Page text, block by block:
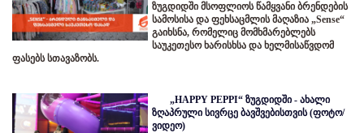
ზუგდიდში მსოფლიოს წამყვანი ბრენდების
სამოსისა და ფეხსაცმლის მაღაზია „Sense“
გაიხსნა, რომელიც მომხმარებლებს
საუკეთესო ხარისხსა და ხელმისაწვდომ
ფასებს სთავაზობს.
„HAPPY PEPPI“ ზუგდიდში - ახალი
ზღაპრული სივრცე ბავშვებისთვის (ფოტო/
ვიდეო)